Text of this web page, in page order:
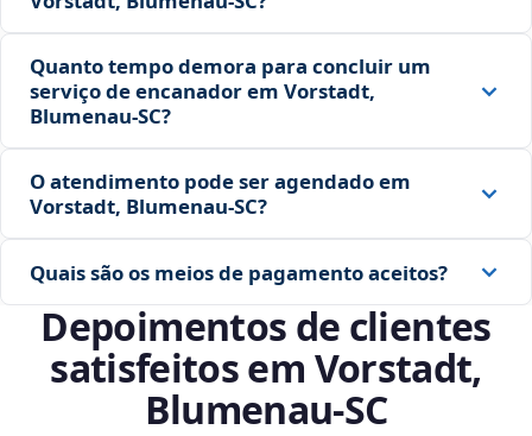
Quanto tempo demora para concluir um
serviço de encanador em Vorstadt,
Blumenau‑SC?
O atendimento pode ser agendado em
Vorstadt, Blumenau‑SC?
Quais são os meios de pagamento aceitos?
Depoimentos de clientes
satisfeitos em Vorstadt,
Blumenau‑SC